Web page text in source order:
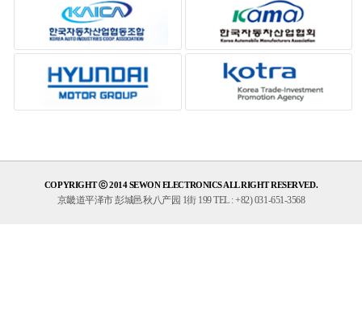
COPYRIGHT ⓒ 2014 SEWON ELECTRONICS ALL RIGHT RESERVED.
京畿道平泽市 彭城邑秋八产园 1街 199 TEL : +82) 031-651-3568